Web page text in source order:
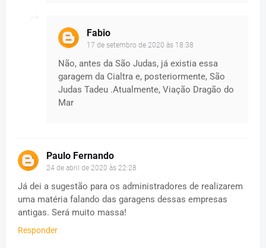
Fabio
17 de setembro de 2020 às 18:38
Não, antes da São Judas, já existia essa
garagem da Cialtra e, posteriormente, São
Judas Tadeu .Atualmente, Viação Dragão do
Mar
Paulo Fernando
24 de abril de 2020 às 22:28
Já dei a sugestão para os administradores de realizarem
uma matéria falando das garagens dessas empresas
antigas. Será muito massa!
Responder